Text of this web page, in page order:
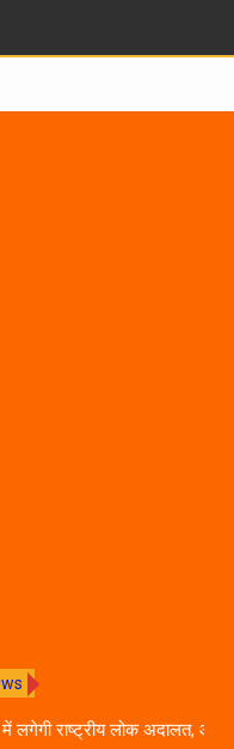
राष्ट्रीय लोक अदालत, आपसी